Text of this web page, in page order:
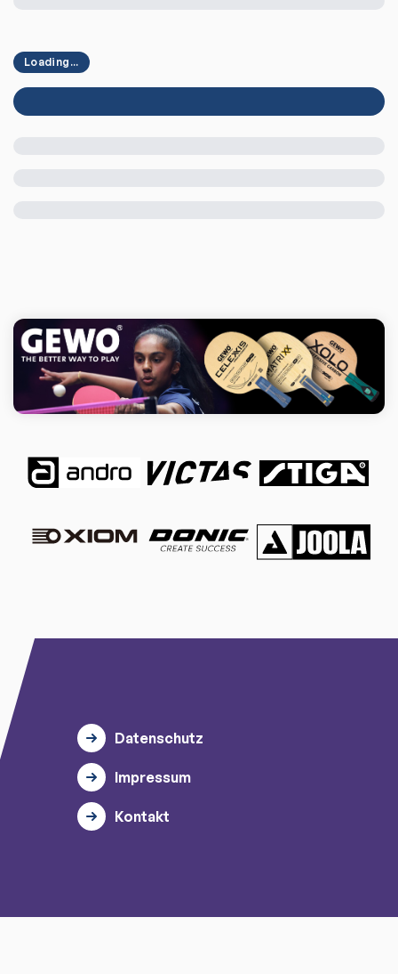
Loading...
Datenschutz
Impressum
Kontakt